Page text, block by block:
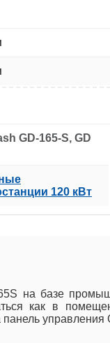
GD-165-S, GD
120 кВт
на базе
как в
управления